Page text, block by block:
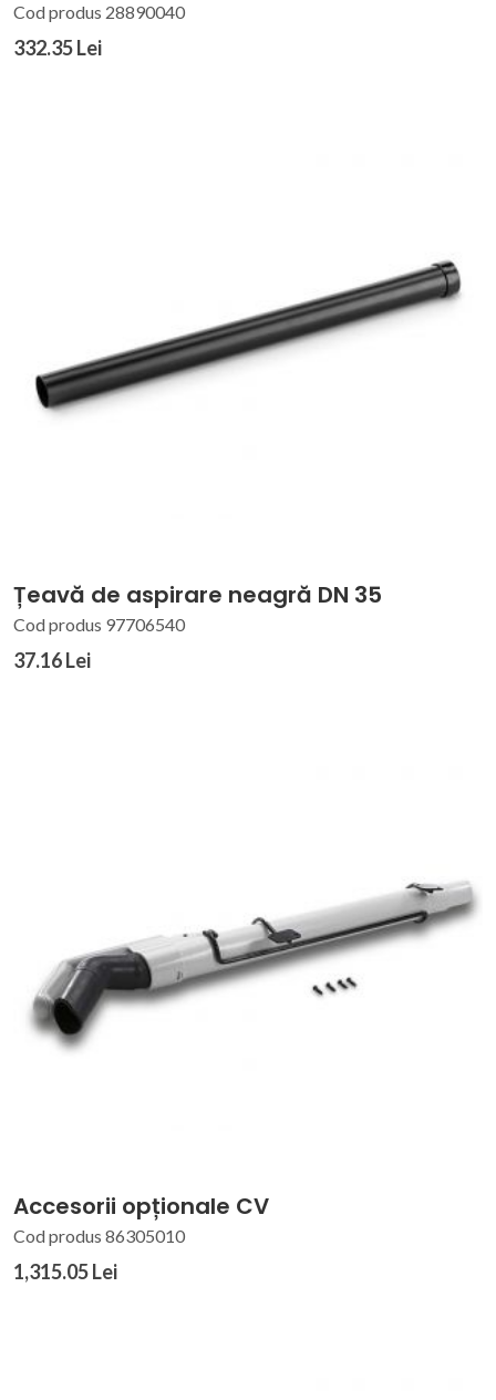
Cod produs 28890040
332.35 Lei
Țeavă de aspirare neagră DN 35
Cod produs 97706540
37.16 Lei
Accesorii opționale CV
Cod produs 86305010
1,315.05 Lei